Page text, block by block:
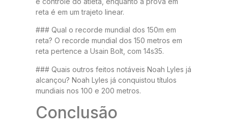
reta é em um trajeto linear.
### Qual o recorde mundial dos 150m em
reta? O recorde mundial dos 150 metros em
reta pertence a Usain Bolt, com 14s35.
### Quais outros feitos notáveis Noah Lyles já
alcançou? Noah Lyles já conquistou títulos
mundiais nos 100 e 200 metros.
Conclusão